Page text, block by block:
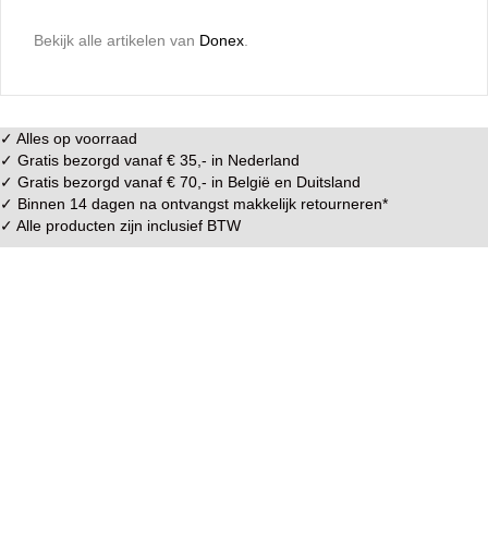
Bekijk alle artikelen van Donex
✓ Alles op voorraad
✓ Gratis bezorgd vanaf € 35,- in Nederland
✓ Gratis bezorgd vanaf € 70,- in België en Duitsland
✓ Binnen 14 dagen na ontvangst makkelijk retourneren*
✓ Alle producten zijn inclusief BTW